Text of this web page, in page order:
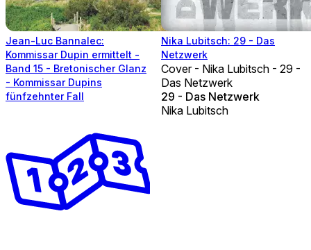
Jean-Luc Bannalec:
Kommissar Dupin ermittelt -
Band 15 - Bretonischer Glanz
- Kommissar Dupins
fünfzehnter Fall
Nika Lubitsch: 29 - Das
Netzwerk
Cover - Nika Lubitsch - 29 -
Das Netzwerk
29 - Das Netzwerk
Nika Lubitsch